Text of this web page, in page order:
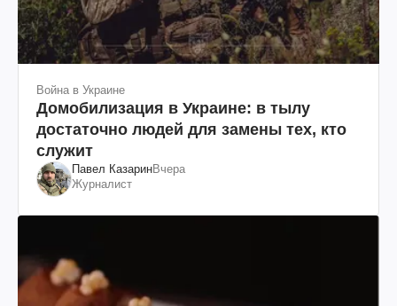
Война в Украине
Домобилизация в Украине: в тылу
достаточно людей для замены тех, кто
служит
Павел КазаринВчера
Журналист